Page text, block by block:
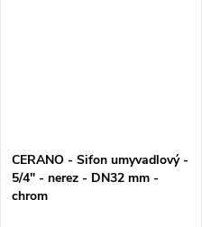
CERANO - Sifon umyvadlový -
5/4" - nerez - DN32 mm -
chrom